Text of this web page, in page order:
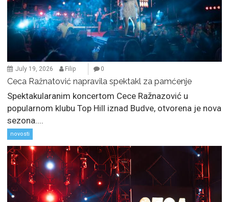
July 19, 2026 Filip 0
Ceca Ražnatović napravila spektakl za pamćenje
Spektakularanim koncertom Cece Ražnazović u
popularnom klubu Top Hill iznad Budve, otvorena je nova
sezona....
novosti